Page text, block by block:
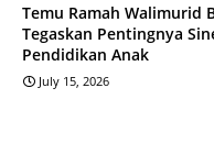
Temu Ramah Walimurid
Tegaskan Pentingnya
Pendidikan Anak
July 15, 2026